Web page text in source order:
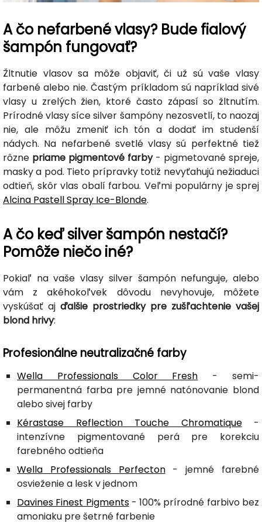
A čo nefarbené vlasy? Bude fialový
šampón fungovať?
Žltnutie vlasov sa môže objaviť, či už sú vaše vlasy
farbené alebo nie. Častým príkladom sú napríklad sivé
vlasy u zrelých žien, ktoré často zápasí so žltnutím.
Prírodné vlasy síce silver šampóny nezosvetlí, to naozaj
nie, ale môžu zmeniť ich tón a dodať im studenší
nádych. Na nefarbené svetlé vlasy sú perfektné tiež
rôzne priame pigmentové farby- pigmetované spreje,
masky a pod. Tieto prípravky totiž nevyťahujú nežiaduci
odtieň, skôr vlas obalí farbou. Veľmi populárny je sprej
Alcina Pastell Spray Ice-Blonde.
A čo keď silver šampón nestačí?
Pomôže niečo iné?
Pokiaľ na vaše vlasy silver šampón nefunguje, alebo
vám z akéhokoľvek dôvodu nevyhovuje, môžete
vyskúšať aj ďalšie prostriedky pre zušľachtenie vašej
blond hrivy:
Profesionálne neutralizačné farby
Wella Professionals Color Fresh - semi-
permanentná farba pre jemné natónovanie blond
alebo sivej farby
Kérastase Reflection Touche Chromatique-
intenzívne pigmentované perá pre korekciu
farebného odtieňa
Wella Professionals Perfecton- jemné farebné
osvieženie a lesk v jednom
Davines Finest Pigments- 100% prírodné farbivo bez
amoniaku pre šetrné farbenie